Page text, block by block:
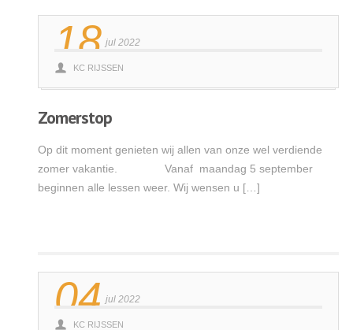
18 jul 2022
KC RIJSSEN
Zomerstop
Op dit moment genieten wij allen van onze wel verdiende
zomer vakantie. Vanaf maandag 5 september
beginnen alle lessen weer. Wij wensen u […]
04 jul 2022
KC RIJSSEN